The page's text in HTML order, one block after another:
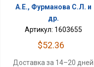
А.Е., Фурманова C.Л. и
др.
Артикул: 1603655
$52.36
Доставка за 14–20 дней